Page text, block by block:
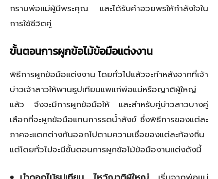
กราบพ่อแม่ผู้มีพระคุณ และได้รับคำอวยพรให้กำลังใจใน
การใช้ชีวิตคู่
ขั้นตอนการผูกข้อไม้ข้อมือแต่งงาน
พิธีการผูกข้อมือแต่งงาน โดยทั่วไปแล้วจะทำหลังจากที่เจ้า
บ่าวเจ้าสาวให้พานธูปเทียนแพแก่พ่อแม่หรือญาติผู้ใหญ่
แล้ว จึงจะมีการผูกข้อมือให้ และสำหรับคู่บ่าวสาวบางคู่
เลือกที่จะผูกข้อมือแทนการรดน้ำสังข์ ซึ่งพิธีการของแต่ละ
ภาคจะแตกต่างกันออกไปตามความเชื่อของแต่ละท้องถิ่น
แต่โดยทั่วไปจะมีขั้นตอนการผูกข้อไม้ข้อมืองานแต่งดังนี้